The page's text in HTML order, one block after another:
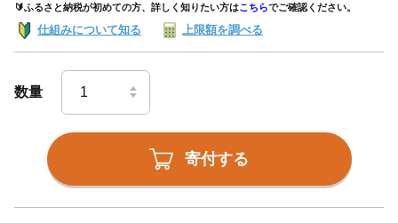
🔰ふるさと納税が初めての方、詳しく知りたい方はこちらでご確認ください。
仕組みについて知る 上限額を調べる
数量
寄付する